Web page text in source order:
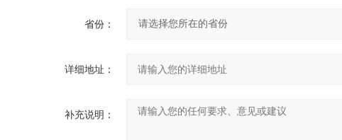
省份：
详细地址：
补充说明：